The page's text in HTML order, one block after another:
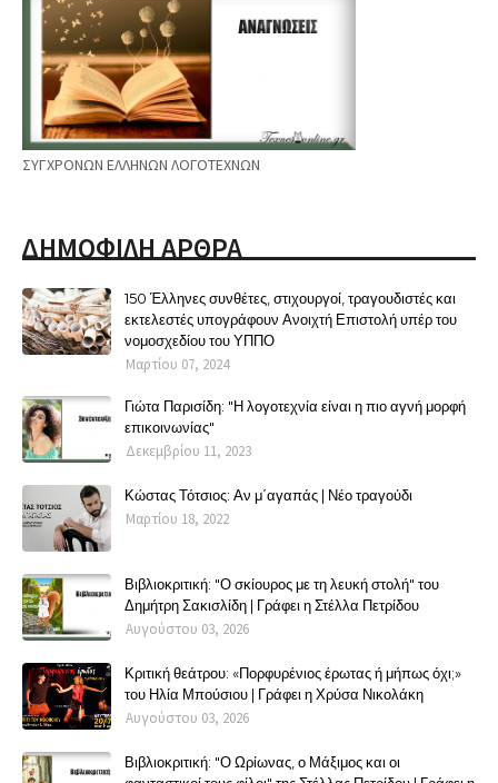
ΣΥΓΧΡΟΝΩΝ ΕΛΛΗΝΩΝ ΛΟΓΟΤΕΧΝΩΝ
ΔΗΜΟΦΙΛΗ ΑΡΘΡΑ
150 Έλληνες συνθέτες, στιχουργοί, τραγουδιστές και
εκτελεστές υπογράφουν Ανοιχτή Επιστολή υπέρ του
νομοσχεδίου του ΥΠΠΟ
Μαρτίου 07, 2024
Γιώτα Παρισίδη: "Η λογοτεχνία είναι η πιο αγνή μορφή
επικοινωνίας"
Δεκεμβρίου 11, 2023
Κώστας Τότσιος: Αν μ΄αγαπάς | Νέο τραγούδι
Μαρτίου 18, 2022
Βιβλιοκριτική: "Ο σκίουρος με τη λευκή στολή" του
Δημήτρη Σακισλίδη | Γράφει η Στέλλα Πετρίδου
Αυγούστου 03, 2026
Κριτική θεάτρου: «Πορφυρένιος έρωτας ή μήπως όχι;»
του Ηλία Μπούσιου | Γράφει η Χρύσα Νικολάκη
Αυγούστου 03, 2026
Βιβλιοκριτική: "Ο Ωρίωνας, ο Μάξιμος και οι